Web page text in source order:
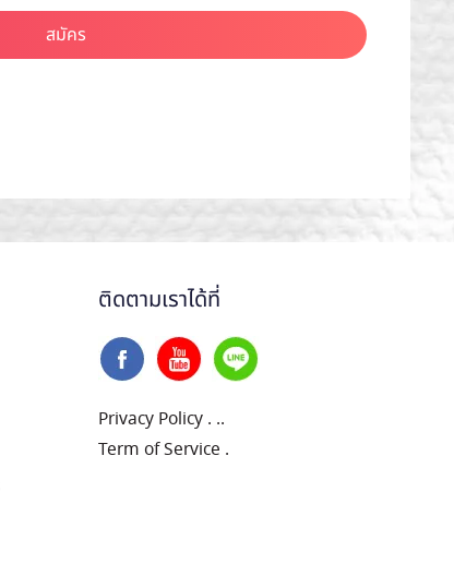
สมัคร
ติดตามเราได้ที่
Privacy Policy . ..
Term of Service .